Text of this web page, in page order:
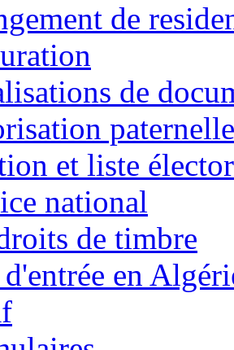
de
de
paternelle
et liste
national
de timbre
en